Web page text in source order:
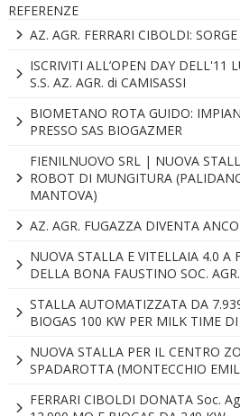
REFERENZE
AZ. AGR. FERRARI CIBOLDI:
ISCRIVITI ALL’OPEN DAY DELL'11
S.S. AZ. AGR. di CAMISASSI
BIOMETANO ROTA GUIDO:
PRESSO SAS BIOGAZMER
FIENILNUOVO SRL | NUOVA
ROBOT DI MUNGITURA
MANTOVA)
AZ. AGR. FUGAZZA DIVENTA
NUOVA STALLA E VITELLAIA 4.0 A
DELLA BONA FAUSTINO SOC.
STALLA AUTOMATIZZATA DA
BIOGAS 100 KW PER MILK TIME
NUOVA STALLA PER IL CENTRO
SPADAROTTA (MONTECCHIO
FERRARI CIBOLDI DONATA Soc.